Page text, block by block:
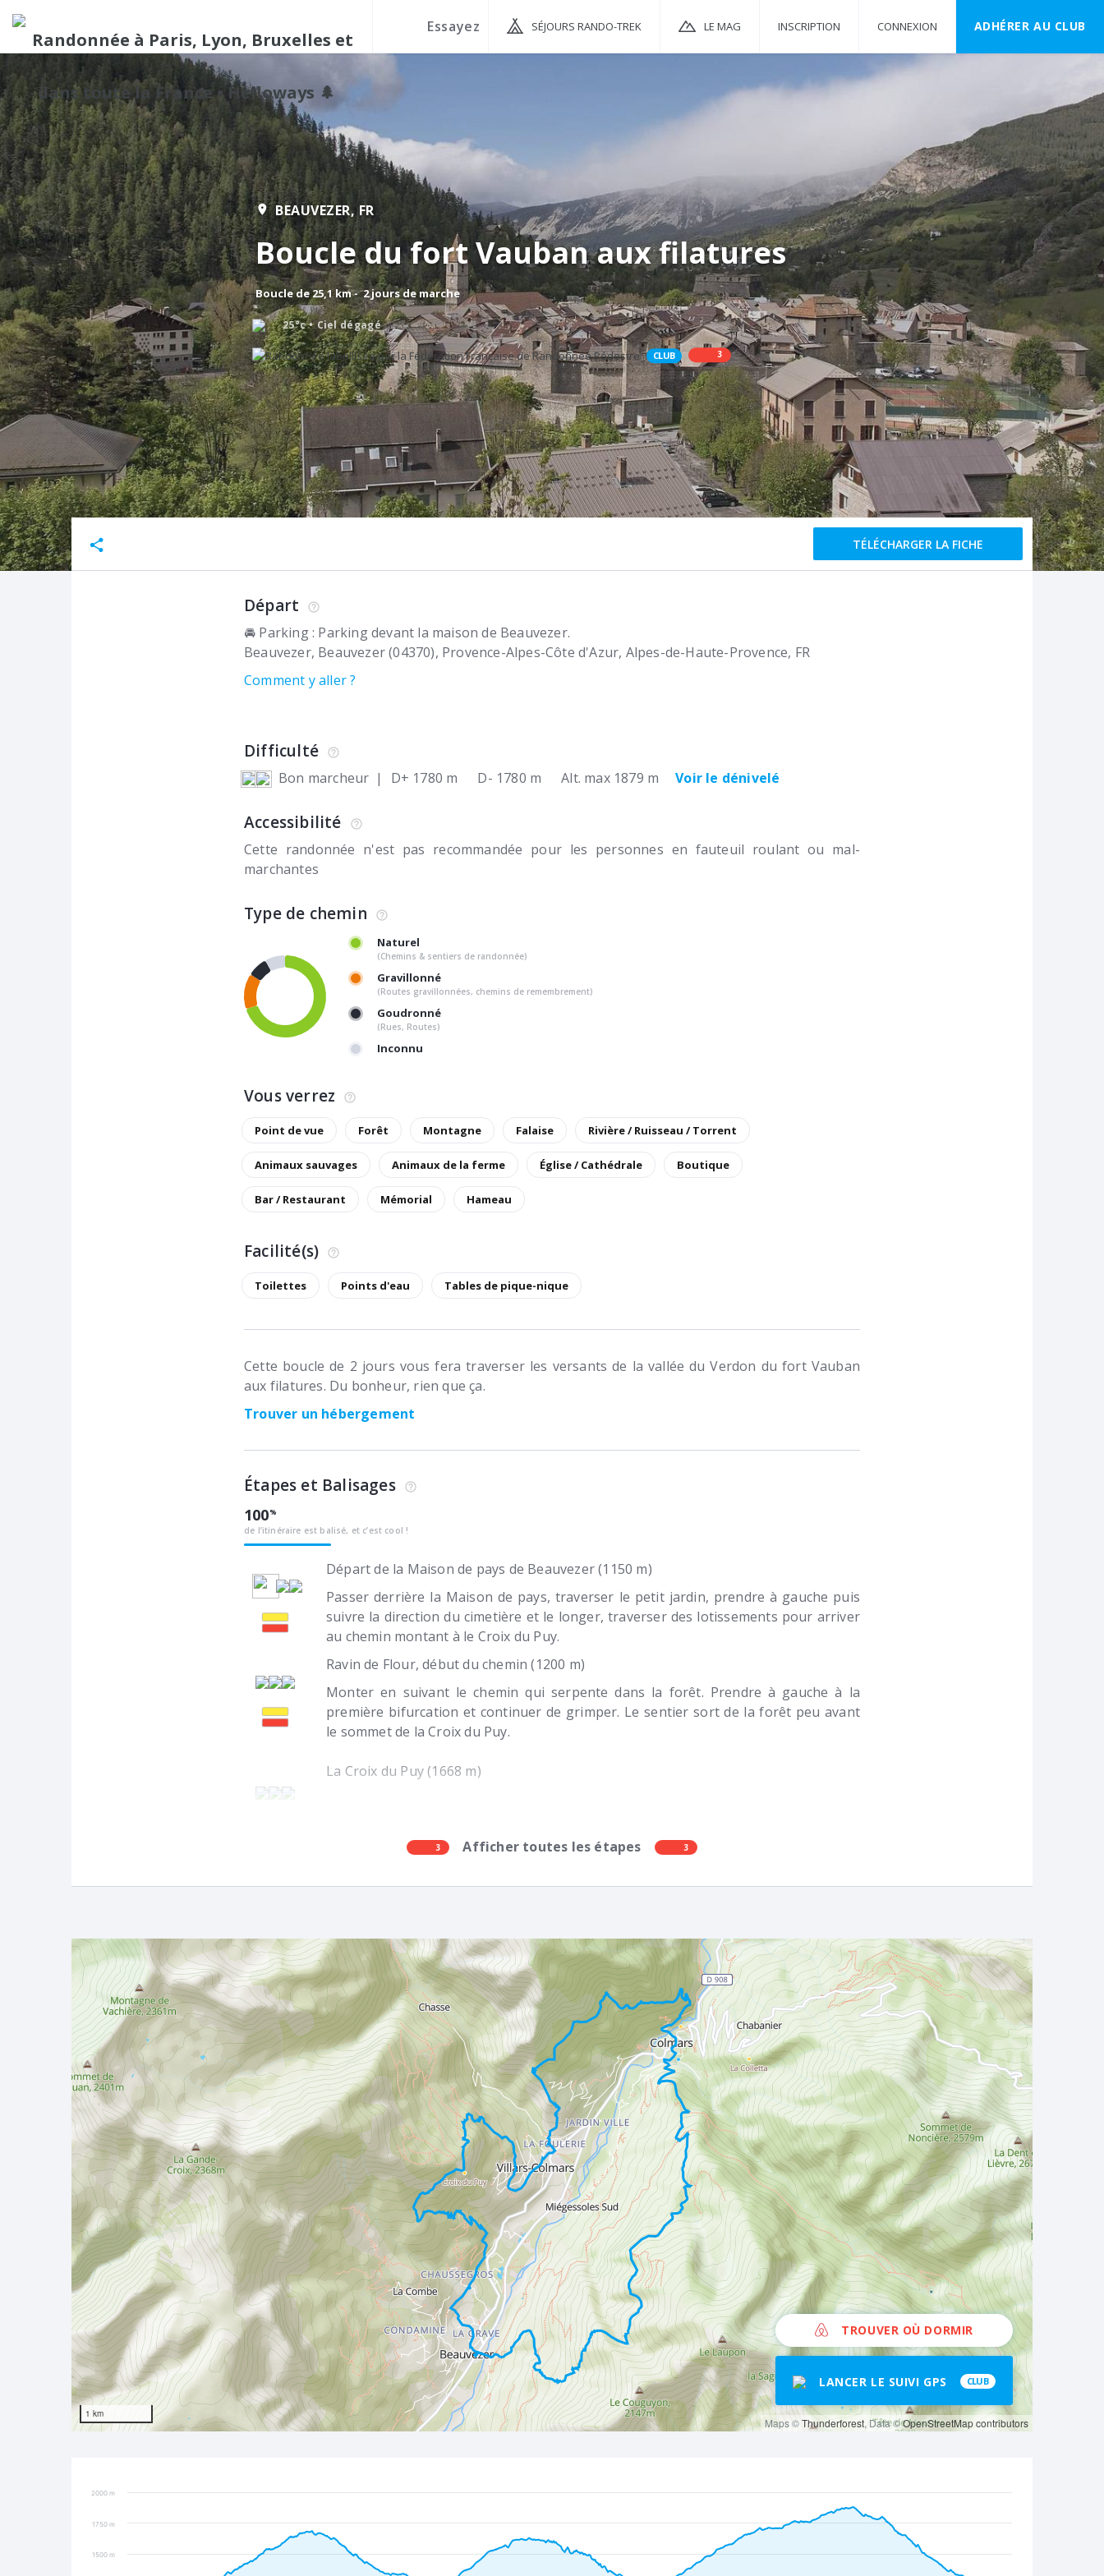
SÉJOURS RANDO-TREK LE MAG INSCRIPTION CONNEXION ADHÉRER AU CLUB
BEAUVEZER,FR
Boucle du fort Vauban aux filatures
Boucle de 25,1 km - 2 jours de marche
25°c Ciel dégagé
CLUB 3
TÉLÉCHARGER LA FICHE
Départ
🚘 Parking : Parking devant la maison de Beauvezer.
Beauvezer Beauvezer (04370) Provence-Alpes-Côte d'Azur, Alpes-de-Haute-Provence FR
Comment y aller ?
Difficulté
Bon marcheur | D+ 1780 m D- 1780 m Alt. max 1879 m Voir le dénivelé
Accessibilité
Cette randonnée n'est pas recommandée pour les personnes en fauteuil roulant ou mal-
marchantes
Type de chemin
Naturel
(Chemins & sentiers de randonnée)
Gravillonné
(Routes gravillonnées, chemins de remembrement)
Goudronné
(Rues, Routes)
Inconnu
Vous verrez
Point de vue Forêt Montagne Falaise Rivière / Ruisseau / Torrent
Animaux sauvages Animaux de la ferme Église / Cathédrale Boutique
Bar / Restaurant Mémorial Hameau
Facilité(s)
Toilettes Points d'eau Tables de pique-nique
Cette boucle de 2 jours vous fera traverser les versants de la vallée du Verdon du fort Vauban
aux filatures. Du bonheur, rien que ça.
Trouver un hébergement
Étapes et Balisages
100
de l’itinéraire est balisé, et c’est cool !
Départ de la Maison de pays de Beauvezer (1150 m)
Passer derrière la Maison de pays, traverser le petit jardin, prendre à gauche puis
suivre la direction du cimetière et le longer, traverser des lotissements pour arriver
au chemin montant à le Croix du Puy.
Ravin de Flour, début du chemin (1200 m)
Monter en suivant le chemin qui serpente dans la forêt. Prendre à gauche à la
première bifurcation et continuer de grimper. Le sentier sort de la forêt peu avant
le sommet de la Croix du Puy.
3 Afficher toutes les étapes 3
La Croix du Puy (1668 m)
1 km
Maps ©Thunderforest, Data ©OpenStreetMap contributors
TROUVER OÙ DORMIR
LANCER LE SUIVI GPS CLUB
1500 m
1750 m
2000 m